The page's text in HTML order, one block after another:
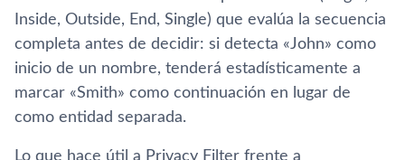
Inside, Outside, End, Single) que evalúa la secuencia
completa antes de decidir: si detecta «John» como
inicio de un nombre, tenderá estadísticamente a
marcar «Smith» como continuación en lugar de
como entidad separada.
Lo que hace útil a Privacy Filter frente a